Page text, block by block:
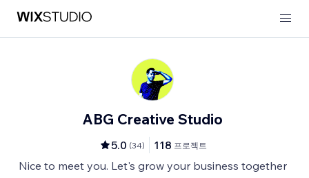
ABG Creative Studio
5.0 (34) 118 프로젝트
Nice to meet you. Let's grow your business together